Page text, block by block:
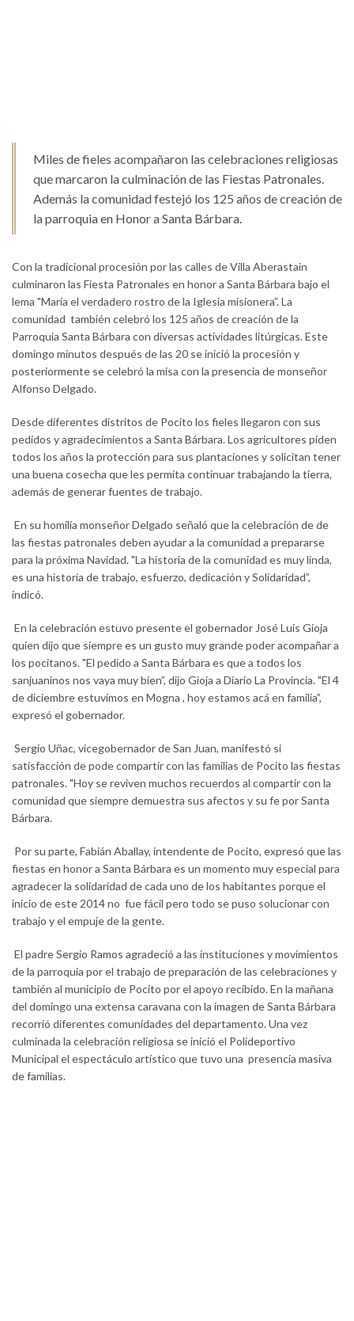
Miles de fieles acompañaron las celebraciones religiosas
que marcaron la culminación de las Fiestas Patronales.
Además la comunidad festejó los 125 años de creación de
la parroquia en Honor a Santa Bárbara.
Con la tradicional procesión por las calles de Villa Aberastain
culminaron las Fiesta Patronales en honor a Santa Bárbara bajo el
lema "María el verdadero rostro de la Iglesia misionera”. La
comunidad también celebró los 125 años de creación de la
Parroquia Santa Bárbara con diversas actividades litúrgicas. Este
domingo minutos después de las 20 se inició la procesión y
posteriormente se celebró la misa con la presencia de monseñor
Alfonso Delgado.
Desde diferentes distritos de Pocito los fieles llegaron con sus
pedidos y agradecimientos a Santa Bárbara. Los agricultores piden
todos los años la protección para sus plantaciones y solicitan tener
una buena cosecha que les permita continuar trabajando la tierra,
además de generar fuentes de trabajo.
En su homilía monseñor Delgado señaló que la celebración de de
las fiestas patronales deben ayudar a la comunidad a prepararse
para la próxima Navidad. "La historia de la comunidad es muy linda,
es una historia de trabajo, esfuerzo, dedicación y Solidaridad”,
indicó.
En la celebración estuvo presente el gobernador José Luis Gioja
quien dijo que siempre es un gusto muy grande poder acompañar a
los pocitanos. "El pedido a Santa Bárbara es que a todos los
sanjuaninos nos vaya muy bien”, dijo Gioja a Diario La Provincia. "El 4
de diciembre estuvimos en Mogna , hoy estamos acá en familia”,
expresó el gobernador.
Sergio Uñac, vicegobernador de San Juan, manifestó si
satisfacción de pode compartir con las familias de Pocito las fiestas
patronales. "Hoy se reviven muchos recuerdos al compartir con la
comunidad que siempre demuestra sus afectos y su fe por Santa
Bárbara.
Por su parte, Fabián Aballay, intendente de Pocito, expresó que las
fiestas en honor a Santa Bárbara es un momento muy especial para
agradecer la solidaridad de cada uno de los habitantes porque el
inicio de este 2014 no fue fácil pero todo se puso solucionar con
trabajo y el empuje de la gente.
El padre Sergio Ramos agradeció a las instituciones y movimientos
de la parroquia por el trabajo de preparación de las celebraciones y
también al municipio de Pocito por el apoyo recibido. En la mañana
del domingo una extensa caravana con la imagen de Santa Bárbara
recorrió diferentes comunidades del departamento. Una vez
culminada la celebración religiosa se inició el Polideportivo
Municipal el espectáculo artístico que tuvo una presencia masiva
de familias.